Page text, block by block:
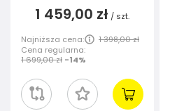
1 459,00 zł / szt.
Najniższa cena:
1 398,00 zł
Cena regularna:
1 699,00 zł -14%